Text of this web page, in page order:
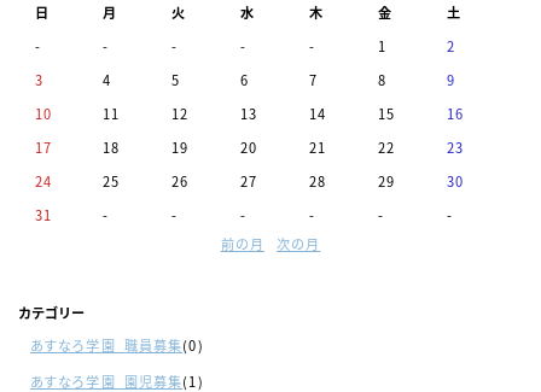
日
月 火 水 木 金
土
-
- - - - 1
2
3
4 5 6 7 8
9
10
11 12 13 14 15
16
17
18 19 20 21 22
23
24
25 26 27 28 29
30
31
- - - - -
-
前の月
次の月
カテゴリー
あすなろ学園_職員募集(0)
あすなろ学園_園児募集(1)